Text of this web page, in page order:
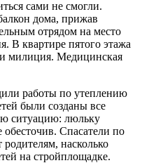
сами не смогли.
дома, прижав
отрядом на место
В квартире пятого этажа
милиция. Медицинская
работы по утеплению
были созданы все
ситуацию: люльку
обесточив. Спасатели по
насколько
на стройплощадке.